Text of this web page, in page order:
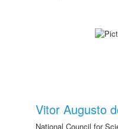
Vitor Augusto
National Council for